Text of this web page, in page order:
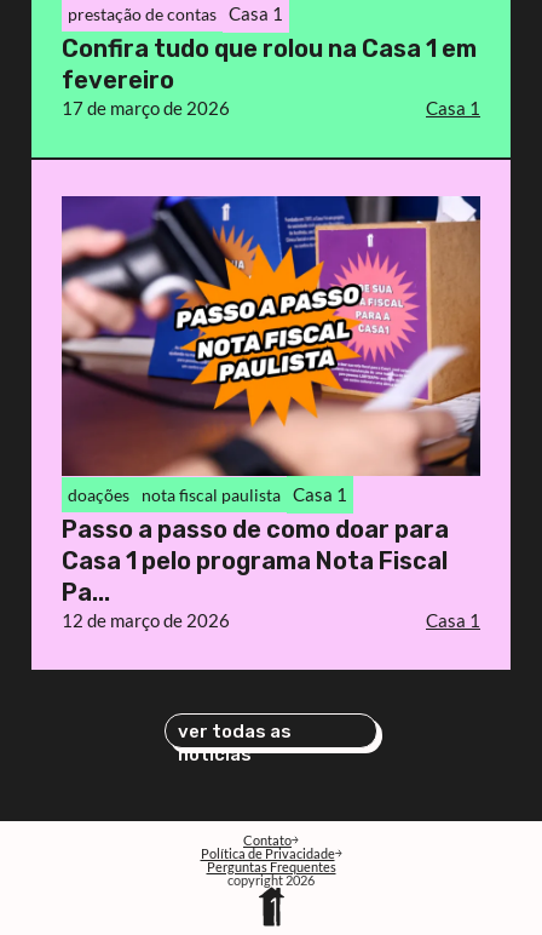
prestação de contas Casa 1
Confira tudo que rolou na Casa 1 em
fevereiro
17 de março de 2026 Casa 1
doações nota fiscal paulista Casa 1
Passo a passo de como doar para
Casa 1 pelo programa Nota Fiscal
Pa...
12 de março de 2026 Casa 1
ver todas as
notícias
Contato
Política de Privacidade
Perguntas Frequentes
copyright 2026